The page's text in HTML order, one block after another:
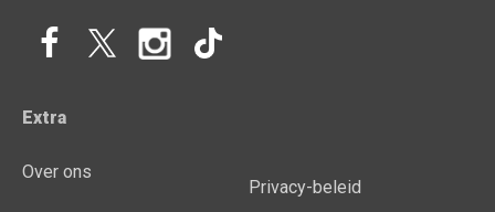
Extra
Over ons
Privacy-beleid